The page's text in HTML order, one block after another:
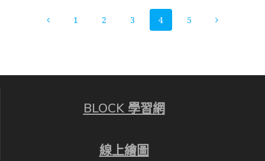
navigation
Page
1 Page
2 Page
3 Page
4 Page
5
BLOCK 學習網
線上繪圖